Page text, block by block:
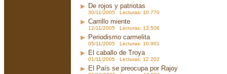
De rojos y patriotas
30/11/2005 Lecturas: 10.770
Carrillo miente
12/11/2005 Lecturas: 13.506
Periodismo carmelita
05/11/2005 Lecturas: 10.901
El caballo de Troya
01/11/2005 Lecturas: 12.202
El País se preocupa por Rajoy